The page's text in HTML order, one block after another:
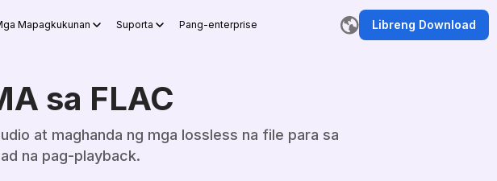
Mapagkukunan Suporta Pang-enterprise Libreng Download
sa FLAC
at maghanda ng mga lossless na file para sa
na pag-playback.